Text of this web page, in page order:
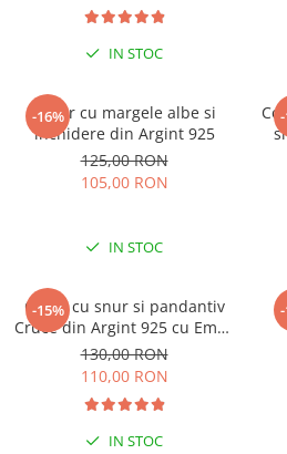
IN STOC
-16%
Colier cu margele albe si
inchidere din Argint 925
125,00 RON
105,00 RON
IN STOC
-15%
Colier cu snur si pandantiv
Cruce din Argint 925 cu Email
Negru
130,00 RON
110,00 RON
IN STOC